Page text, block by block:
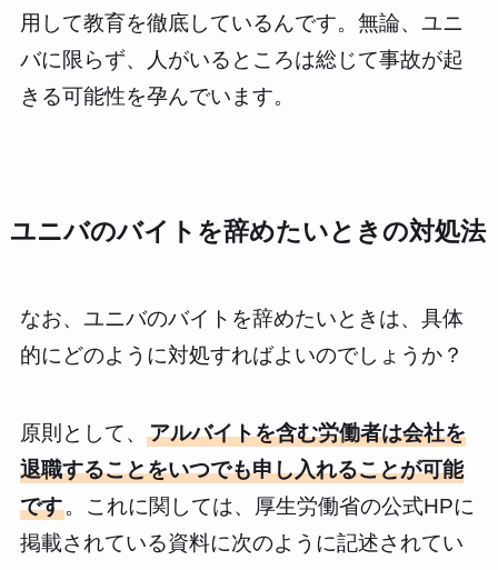
用して教育を徹底しているんです。無論、ユニ
バに限らず、人がいるところは総じて事故が起
きる可能性を孕んでいます。
ユニバのバイトを辞めたいときの対処法
なお、ユニバのバイトを辞めたいときは、具体
的にどのように対処すればよいのでしょうか？
原則として、 アルバイトを含む労働者は会社を
退職することをいつでも申し入れることが可能
です。これに関しては、厚生労働省の公式HPに
掲載されている資料に次のように記述されてい